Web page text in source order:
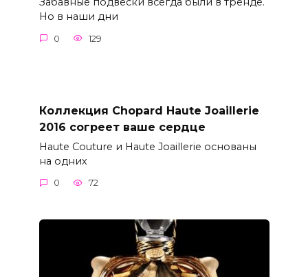
Но в наши дни
0 129
Коллекция Chopard Haute Joaillerie
2016 согреет ваше сердце
Haute Couture и Haute Joaillerie основаны
на одних
0 72